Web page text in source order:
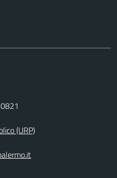
(URP)